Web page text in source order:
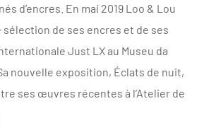
d’encres. En mai 2019 Loo & Lou
sélection de ses encres et de ses
Just LX au Museu da
nouvelle exposition, Éclats de nuit,
ses œuvres récentes à l’Atelier de